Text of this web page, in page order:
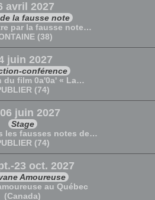
avril 2027
la fausse note
par la fausse note…
(38)
juin 2027
conférence
du film 0a'0a' « La…
(74)
juin 2027
Stage
les fausses notes de…
(74)
23 oct. 2027
Amoureuse
au Québec
(Canada)